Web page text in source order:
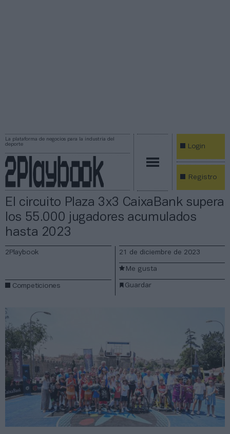
La plataforma de negocios para la industria del
deporte
Login
Registro
El circuito Plaza 3x3 CaixaBank supera
los 55.000 jugadores acumulados
hasta 2023
2Playbook
Competiciones
21 de diciembre de 2023
Guardar
Me gusta